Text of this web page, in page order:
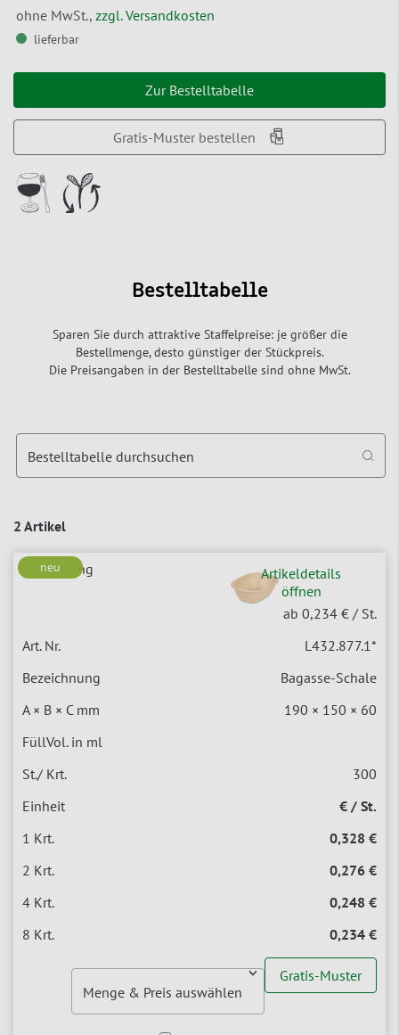
ohne MwSt., zzgl. Versandkosten
lieferbar
Zur Bestelltabelle
Gratis-Muster bestellen
Bestelltabelle
Sparen Sie durch attraktive Staffelpreise: je größer die
Bestellmenge, desto günstiger der Stückpreis.
Die Preisangaben in der Bestelltabelle sind ohne MwSt.
2 Artikel
Bestelltabelle durchsuchen
neu
Artikeldetails
öffnen
ab 0,234 € / St.
L432.877.1*
Bagasse-Schale
190 × 150 × 60
300
€ / St.
0,328 €
0,276 €
0,248 €
0,234 €
Gratis-Muster